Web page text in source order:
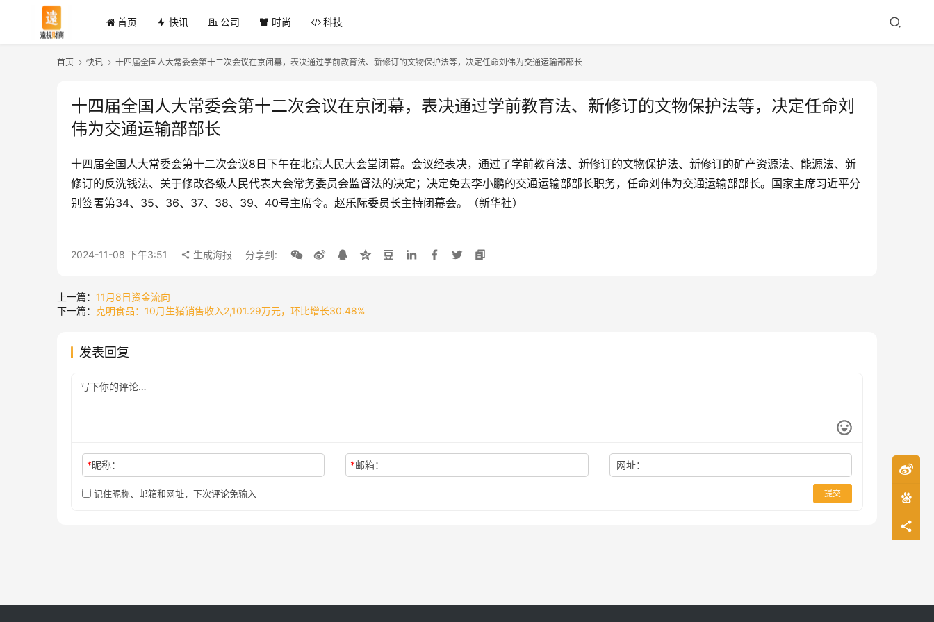
首页 快讯 公司 时尚 科技
首页 快讯 十四届全国人大常委会第十二次会议在京闭幕，表决通过学前教育法、新修订的文物保护法等，决定任命刘伟为交通运输部部长
十四届全国人大常委会第十二次会议在京闭幕，表决通过学前教育法、新修订的文物保护法等，决定任命刘
伟为交通运输部部长
十四届全国人大常委会第十二次会议8日下午在北京人民大会堂闭幕。会议经表决，通过了学前教育法、新修订的文物保护法、新修订的矿产资源法、能源法、新
修订的反洗钱法、关于修改各级人民代表大会常务委员会监督法的决定；决定免去李小鹏的交通运输部部长职务，任命刘伟为交通运输部部长。国家主席习近平分
别签署第34、35、36、37、38、39、40号主席令。赵乐际委员长主持闭幕会。（新华社）
2024-11-08 下午3:51 生成海报 分享到:
上一篇： 11月8日资金流向
下一篇： 克明食品：10月生猪销售收入2,101.29万元，环比增长30.48%
发表回复
*昵称： *邮箱： 网址：
记住昵称、邮箱和网址，下次评论免输入 提交